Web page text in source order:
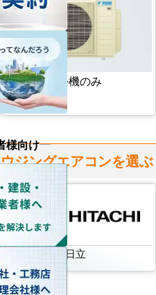
マルチ室外機のみ
ジングエアコンを選ぶ
日立
様向け